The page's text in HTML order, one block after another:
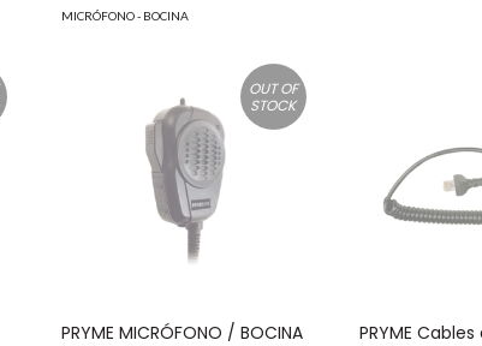
MICRÓFONO - BOCINA
OUT OF
STOCK
PRYME MICRÓFONO / BOCINA
PRYME